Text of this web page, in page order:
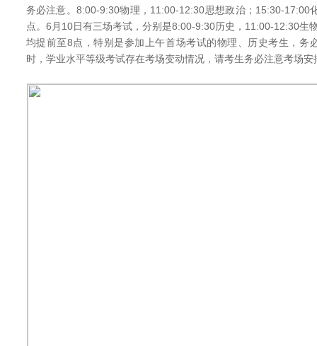
务必注意。8:00-9:30物理，11:00-12:30思想政治；15:30-17:00
点。6月10日有三场考试，分别是8:00-9:30历史，11:00-12:30生
均提前至8点，特别是参加上午首场考试的物理、历史考生，务
时，学业水平等级考试存在考场变动情况，请考生务必注意考场